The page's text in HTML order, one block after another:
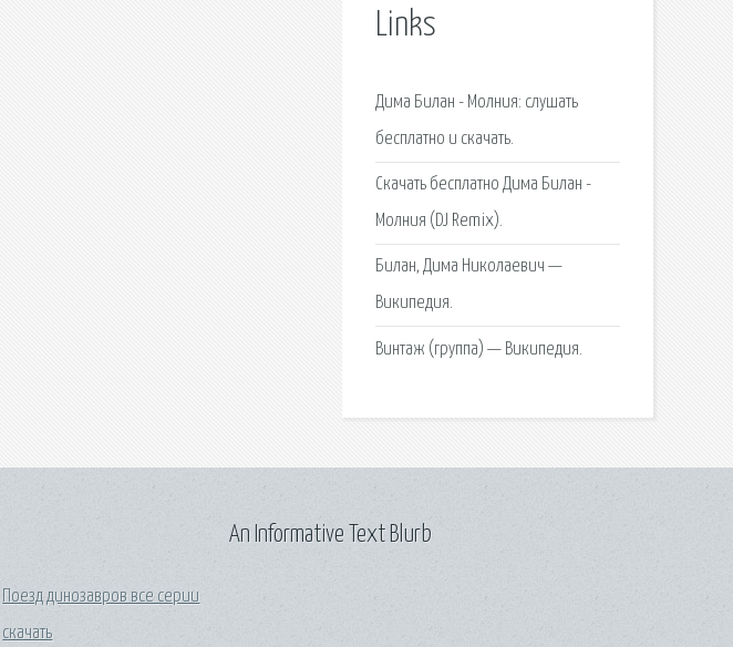
Links
Дима Билан - Молния: слушать
бесплатно и скачать.
Скачать бесплатно Дима Билан -
Молния (DJ Remix).
Билан, Дима Николаевич —
Википедия.
Винтаж (группа) — Википедия.
Поезд динозавров все серии
скачать
An Informative Text Blurb